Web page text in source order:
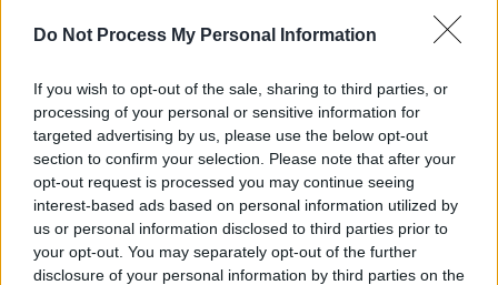
Do Not Process My Personal Information
If you wish to opt-out of the sale, sharing to third parties, or
processing of your personal or sensitive information for
targeted advertising by us, please use the below opt-out
section to confirm your selection. Please note that after your
opt-out request is processed you may continue seeing
interest-based ads based on personal information utilized by
us or personal information disclosed to third parties prior to
your opt-out. You may separately opt-out of the further
disclosure of your personal information by third parties on the
Τραγωδία εκτυλίχθηκε το απόγευμα σε
τουριστικό-επιβατηγό σκάφος
που
εκτελούσε περιηγητικό πλου από τη Μαρίνα
Αλίμου, όταν ένας38χρονος αλλοδαπός,
μέλος του πληρώματος, βρέθηκε χωρίς τις
αισθήσεις τουεντός του σκάφους. Το
περιστατικό έχει προκαλέσει σοκ, τόσο στο
πλήρωμα όσο και στους επιβάτες.